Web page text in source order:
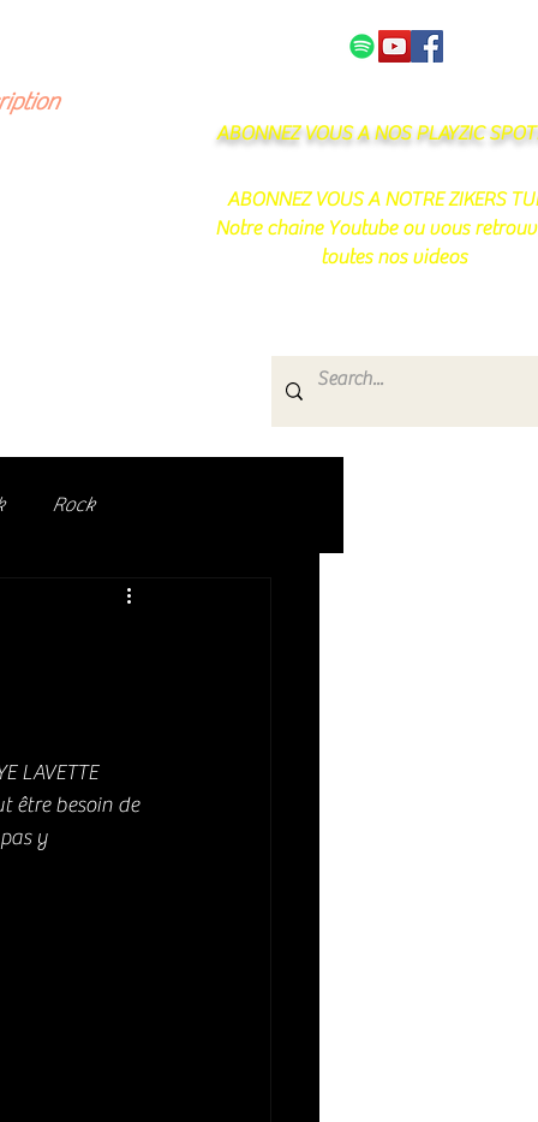
ABONNEZ VOUS A NOS PLAYZIC
ABONNEZ VOUS A NOTRE ZIKERS
Notre chaine Youtube ou vous
toutes nos videos
de passionnés !
Rock
LAVETTE
être besoin de
y